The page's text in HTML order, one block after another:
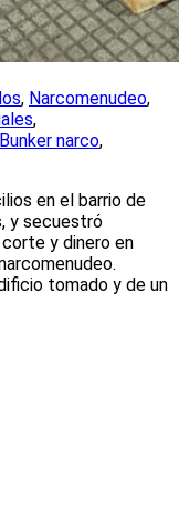
, Narcomenudeo,
,
Bunker narco,
en el barrio de
y secuestró
y dinero en
tomado y de un